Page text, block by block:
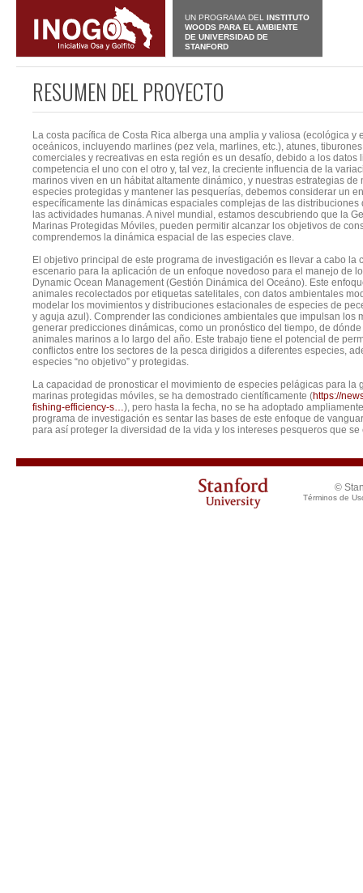
UN PROGRAMA DEL INSTITUTO
WOODS PARA EL AMBIENTE
DE UNIVERSIDAD DE
STANFORD
RESUMEN DEL PROYECTO
La costa pacífica de Costa Rica alberga una amplia y valiosa (ecológica
oceánicos, incluyendo marlines (pez vela, marlines, etc.), atunes,
comerciales y recreativas en esta región es un desafío, debido a los
competencia el uno con el otro y, tal vez, la creciente influencia de la
marinos viven en un hábitat altamente dinámico, y nuestras estrategias
especies protegidas y mantener las pesquerías, debemos considerar un
específicamente las dinámicas espaciales complejas de las
las actividades humanas. A nivel mundial, estamos descubriendo que la
Marinas Protegidas Móviles, pueden permitir alcanzar los objetivos de
comprendemos la dinámica espacial de las especies clave.
El objetivo principal de este programa de investigación es llevar a cabo
escenario para la aplicación de un enfoque novedoso para el manejo de
Dynamic Ocean Management (Gestión Dinámica del Oceáno). Este
animales recolectados por etiquetas satelitales, con datos ambientales
modelar los movimientos y distribuciones estacionales de especies de
y aguja azul). Comprender las condiciones ambientales que impulsan los
generar predicciones dinámicas, como un pronóstico del tiempo, de
animales marinos a lo largo del año. Este trabajo tiene el potencial de
conflictos entre los sectores de la pesca dirigidos a diferentes especies,
especies “no objetivo” y protegidas.
La capacidad de pronosticar el movimiento de especies pelágicas para la
marinas protegidas móviles, se ha demostrado científicamente (https://
fishing-efficiency-s… ), pero hasta la fecha, no se ha adoptado
programa de investigación es sentar las bases de este enfoque de
para así proteger la diversidad de la vida y los intereses pesqueros que
©
Términos de